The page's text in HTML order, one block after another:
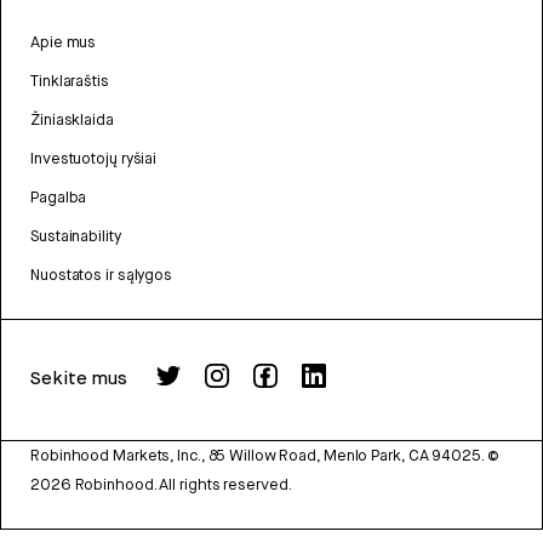
Apie mus
Tinklaraštis
Žiniasklaida
Investuotojų ryšiai
Pagalba
Sustainability
Nuostatos ir sąlygos
Sekite mus
Robinhood Markets, Inc., 85 Willow Road, Menlo Park, CA 94025. ©
2026 Robinhood. All rights reserved.